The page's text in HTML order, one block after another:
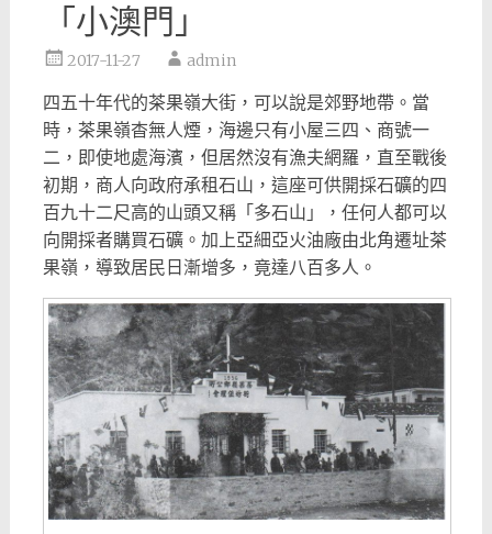
「小澳門」
2017-11-27 admin
四五十年代的茶果嶺大街，可以說是郊野地帶。當
時，茶果嶺杳無人煙，海邊只有小屋三四、商號一
二，即使地處海濱，但居然沒有漁夫網羅，直至戰後
初期，商人向政府承租石山，這座可供開採石礦的四
百九十二尺高的山頭又稱「多石山」，任何人都可以
向開採者購買石礦。加上亞細亞火油廠由北角遷址茶
果嶺，導致居民日漸增多，竟達八百多人。